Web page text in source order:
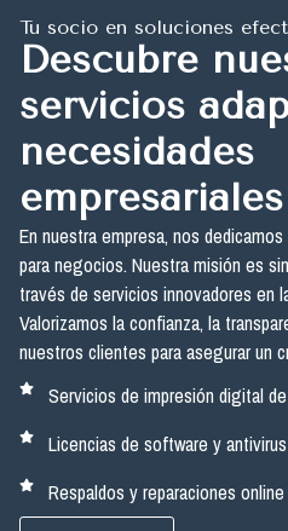
Tu socio en soluciones
Descubre
servicios
necesidades
empresariales
En nuestra empresa, nos
para negocios. Nuestra misión es
través de servicios innovadores en
Valorizamos la confianza, la
nuestros clientes para asegurar un
Servicios de impresión digital
Licencias de software y
Respaldos y reparaciones